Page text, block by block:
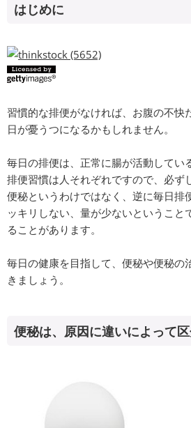
はじめに
習慣的な排便がなければ、お腹の不快
日が憂うつになるかもしれません。
毎日の排便は、正常に腸が活動してい
排便習慣は人それぞれですので、必ず
便秘というわけではなく、逆に毎日排
ッキリしない、量が少ないということ
ることがあります。
毎日の健康を目指して、便秘や便秘の
きましょう。
便秘は、原因に違いによって